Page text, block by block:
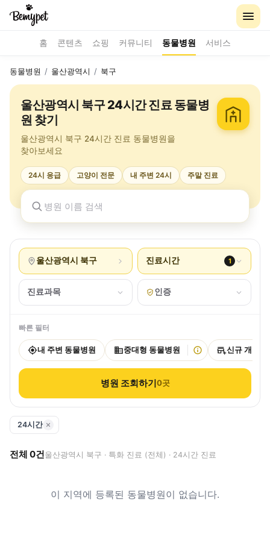
홈 콘텐츠 쇼핑 커뮤니티 동물병원 서비스
동물병원 / 울산광역시 / 북구
울산광역시 북구 24시간 진료 동물병
원 찾기
울산광역시 북구 24시간 진료 동물병원을
찾아보세요
24시 응급 고양이 전문 내 주변 24시 주말 진료
울산광역시 북구 진료시간 1
진료과목 인증
빠른 필터
내 주변 동물병원 중대형 동물병원 신규 개원
병원 조회하기0곳
24시간
전체 0건울산광역시 북구 · 특화 진료 (전체) · 24시간 진료
이 지역에 등록된 동물병원이 없습니다.